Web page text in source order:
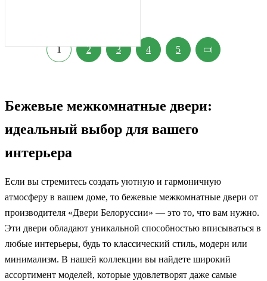
1 2 3 4 5
Бежевые межкомнатные двери:
идеальный выбор для вашего
интерьера
Если вы стремитесь создать уютную и гармоничную
атмосферу в вашем доме, то бежевые межкомнатные двери от
производителя «Двери Белоруссии» — это то, что вам нужно.
Эти двери обладают уникальной способностью вписываться в
любые интерьеры, будь то классический стиль, модерн или
минимализм. В нашей коллекции вы найдете широкий
ассортимент моделей, которые удовлетворят даже самые